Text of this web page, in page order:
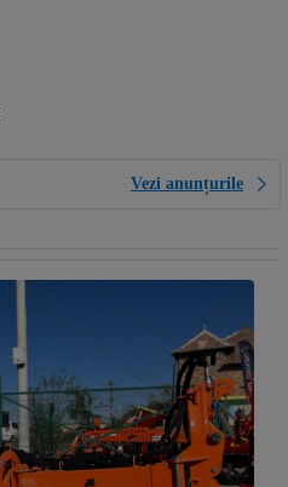
Vezi anunțurile